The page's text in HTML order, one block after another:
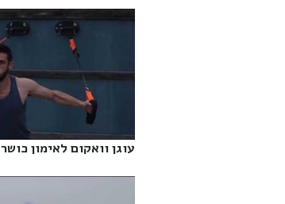
עוגן וואקום לאימון כושר TRX - גרבו‎